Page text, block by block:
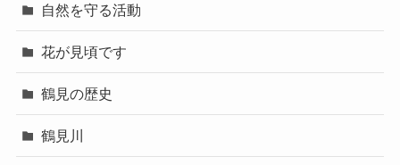
自然を守る活動
花が見頃です
鶴見の歴史
鶴見川